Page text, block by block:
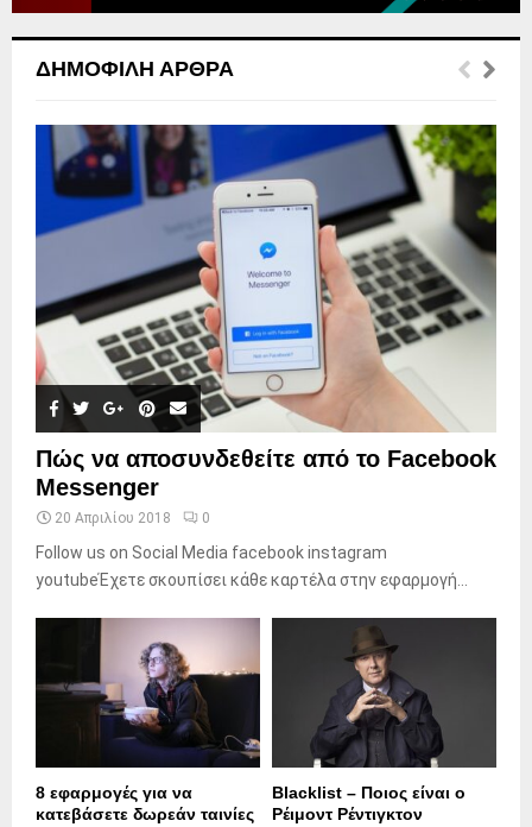
ΔΗΜΟΦΙΛΉ ΆΡΘΡΑ
Πώς να αποσυνδεθείτε από το Facebook
Messenger
20 Απριλίου 2018 0
Follow us on Social Media facebook instagram
youtubeΈχετε σκουπίσει κάθε καρτέλα στην εφαρμογή...
8 εφαρμογές για να
κατεβάσετε δωρεάν ταινίες
Blacklist – Ποιος είναι ο
Ρέιμοντ Ρέντιγκτον